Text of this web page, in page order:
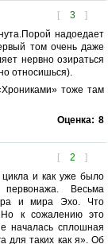
[ 3 ]
надоедает
том очень даже
нервно озираться
относишься).
тоже там
Оценка: 8
[ 2 ]
цикла и как уже было
первонажа. Весьма
и мира Эхо. Что
Но к сожалению это
началась сплошная
для таких как я». Об